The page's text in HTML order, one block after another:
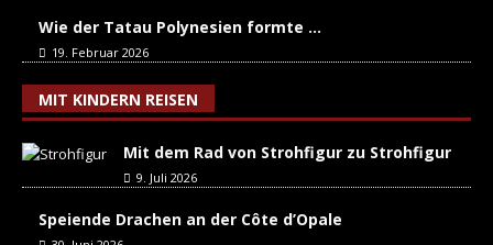
Wie der Tatau Polynesien formte …
19. Februar 2026
MIT KINDERN REISEN
Mit dem Rad von Strohfigur zu Strohfigur
9. Juli 2026
Speiende Drachen an der Côte d’Opale